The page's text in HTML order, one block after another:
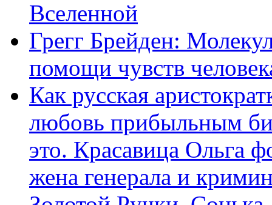
Вселенной
Грегг Брейден:
помощи чувств
Как русская
любовь прибыльным
это. Красавица Ольга
жена генерала и